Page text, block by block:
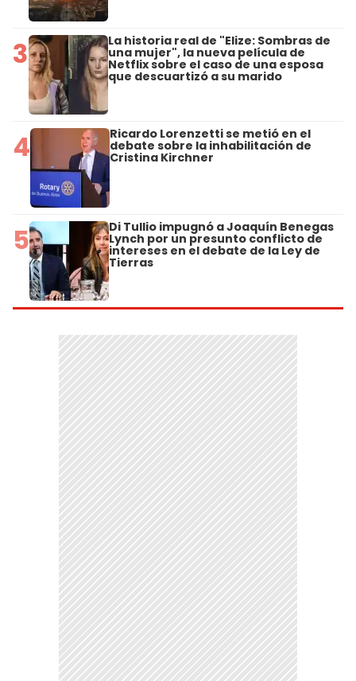
3 La historia real de "Elize: Sombras de
una mujer", la nueva película de
Netflix sobre el caso de una esposa
que descuartizó a su marido
4 Ricardo Lorenzetti se metió en el
debate sobre la inhabilitación de
Cristina Kirchner
5 Di Tullio impugnó a Joaquín Benegas
Lynch por un presunto conflicto de
intereses en el debate de la Ley de
Tierras